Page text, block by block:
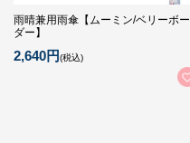
雨晴兼用雨傘【ムーミン/ベリーボー
ダー】
2,640円(税込)